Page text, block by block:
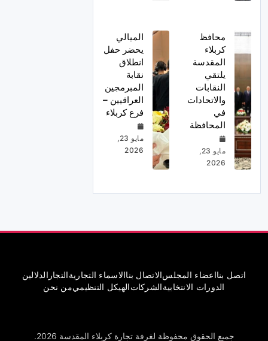
محافظ
كربلاء
المقدسة
يلتقي
النقابات
والاتحادات
في
المحافظة
مايو 23,
2026
الميالي
يحضر حفل
انطلاق
نقابة
المبرمجين
العراقيين –
فرع كربلاء
مايو 23,
2026
اتصل بنااعضاء المجلسالاتصال بناالاسماء التجاريةالتجار الدلالين
الدورات الانتخابيةالشركاتالهيكل التنظيميمن نحن
جميع الحقوق محفوظة لغرفة تجارة كربلاء المقدسة 2026.